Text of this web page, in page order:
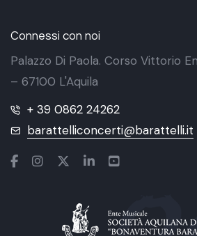
Connessi con noi
Palazzo Di Paola. Corso Vittorio
– 67100 L'Aquila
+ 39 0862 24262
barattelliconcerti@barattelli.it